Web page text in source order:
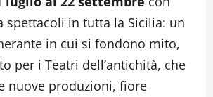
spettacoli in tutta la Sicilia: un
in cui si fondono mito,
per i Teatri dell’antichità, che
nuove produzioni, fiore